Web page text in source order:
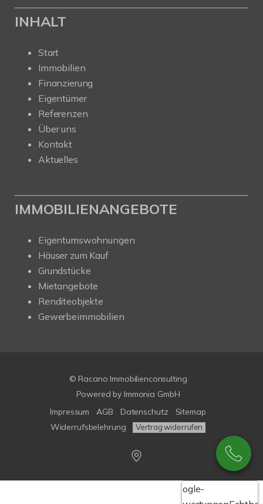
INHALT
Start
Immobilien
Finanzierung
Eigentümer
Referenzen
Über uns
Kontakt
Aktuelles
IMMOBILIENANGEBOTE
Eigentumswohnungen
Häuser zum Kauf
Grundstücke
Mietangebote
Renditeobjekte
Gewerbeimmobilien
© Racano Immobilienconsulting
Powered by Immonia GmbH
Impressum
AGB Datenschutz
Sitemap
Widerrufsbelehrung
Vertrag widerrufen
Google-